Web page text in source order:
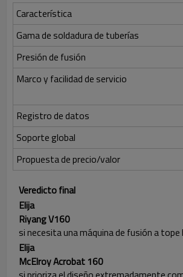
Característica
Gama de soldadura de tuberías
Presión de fusión
Marco y facilidad de servicio
Registro de datos
Soporte global
Propuesta de precio/valor
Veredicto final
Elija
Riyang V160
si necesita una máquina de fusión a
Elija
McElroy Acrobat 160